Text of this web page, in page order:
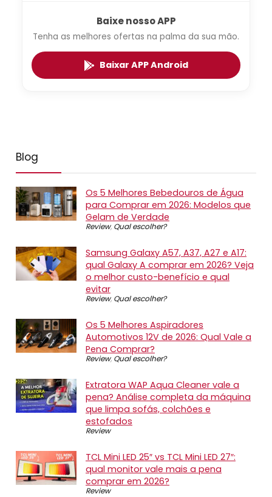
Baixe nosso APP
Tenha as melhores ofertas na palma da sua mão.
Baixar APP Android
Blog
Os 5 Melhores Bebedouros de Água
para Comprar em 2026: Modelos que
Gelam de Verdade
Review, Qual escolher?
Samsung Galaxy A57, A37, A27 e A17:
qual Galaxy A comprar em 2026? Veja
o melhor custo-benefício e qual
evitar
Review, Qual escolher?
Os 5 Melhores Aspiradores
Automotivos 12V de 2026: Qual Vale a
Pena Comprar?
Review, Qual escolher?
Extratora WAP Aqua Cleaner vale a
pena? Análise completa da máquina
que limpa sofás, colchões e
estofados
Review
TCL Mini LED 25″ vs TCL Mini LED 27″:
qual monitor vale mais a pena
comprar em 2026?
Review